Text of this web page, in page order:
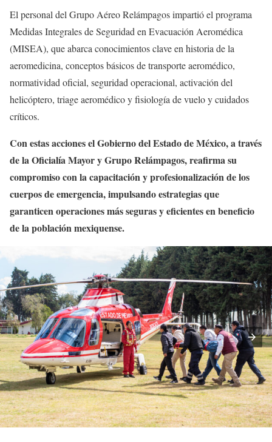
El personal del Grupo Aéreo Relámpagos impartió el programa
Medidas Integrales de Seguridad en Evacuación Aeromédica
(MISEA), que abarca conocimientos clave en historia de la
aeromedicina, conceptos básicos de transporte aeromédico,
normatividad oficial, seguridad operacional, activación del
helicóptero, triage aeromédico y fisiología de vuelo y cuidados
críticos.
Con estas acciones el Gobierno del Estado de México, a través
de la Oficialía Mayor y Grupo Relámpagos, reafirma su
compromiso con la capacitación y profesionalización de los
cuerpos de emergencia, impulsando estrategias que
garanticen operaciones más seguras y eficientes en beneficio
de la población mexiquense.